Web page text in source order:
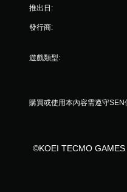
推出日:
發行商:
遊戲類型:
購買或使用本內容需遵守SEN
©KOEI TECMO